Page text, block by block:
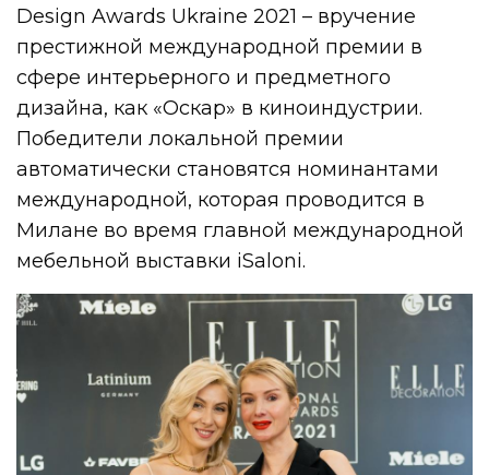
Design Awards Ukraine 2021 – вручение
престижной международной премии в
сфере интерьерного и предметного
дизайна, как «Оскар» в киноиндустрии.
Победители локальной премии
автоматически становятся номинантами
международной, которая проводится в
Милане во время главной международной
мебельной выставки iSaloni.